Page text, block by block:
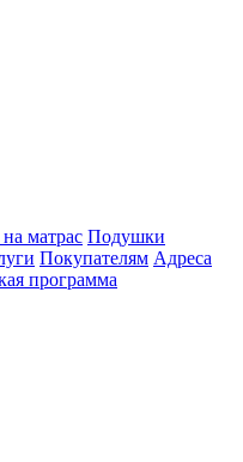
матрас Подушки
Покупателям Адреса
программа